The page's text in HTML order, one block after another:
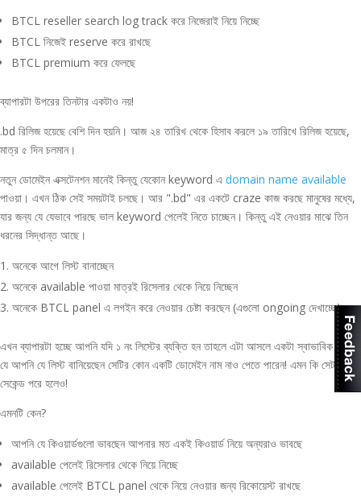
BTCL reseller search log track করে নিজেরাই নিয়ে নিচ্ছে
BTCL নিজেই reserve করে রাখছে
BTCL premium করে ফেলছে
ব্যাপারটা উপরের তিনটার একটাও নয়!
.bd রিলিজ হয়েছে বেশি দিন হয়নি। আজ ২৪ তারিখ থেকে হিসাব করলে ১৯ তারিখে রিলিজ হয়েছে,
মাত্র ৫ দিন চলমান।
নতুন ডোমেইন এক্সটেনশন মানেই কিন্তু যেকোন keyword এ domain name available
পাওয়া। এখন ঠিক সেই সময়টাই চলছে। আর ".bd" এর একটে craze কাজ করছে মানুষের মধ্যে,
যার জন্য যে যেভাবে পারছে ভাল keyword পেলেই নিতে চাচ্ছেন। কিন্তু এই নেওয়ার মাঝে তিন
ধরনের সিদ্ধান্ত আছে।
অনেকে আগে লিস্ট বানাচ্ছেন
অনেকে available পাওয়া মাত্রই রিসেলার থেকে নিয়ে নিচ্ছেন
অনেকে BTCL panel এ লগইন করে নেওয়ার চেষ্টা করছেন (এগুলো ongoing দেখাচ্ছে)
এখন ব্যাপারটা হচ্ছে আপনি যদি ১ নং লিস্টের ব্যক্তি হন তাহলে এটা আসলে একটা স্বাভাবিক ব্যাপার
যে আপনি যে লিস্ট বানিয়েছেন সেটির কোন একটি ডোমেইন নাম নাও পেতে পারেন! এমন কি সেটা ৫
সেকেন্ড পরে হলেও!
এমনটি কেন?
আপনি যে কিওয়ার্ডগুলো ভাবছেন আপনার মত একই কিওয়ার্ড নিয়ে অন্যরাও ভাবছে
available পেলেই রিসেলার থেকে নিয়ে নিচ্ছে
available পেলেই BTCL panel থেকে নিয়ে নেওয়ার জন্য রিকোয়েস্ট রাখছে